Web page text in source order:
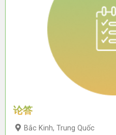
论答
Bắc Kinh, Trung Quốc